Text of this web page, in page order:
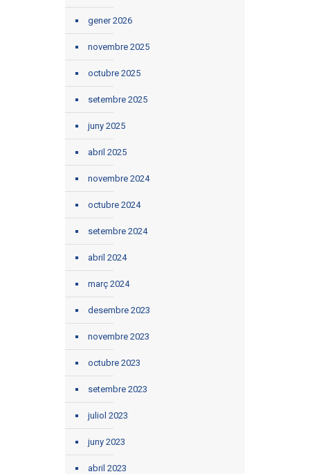
gener 2026
novembre 2025
octubre 2025
setembre 2025
juny 2025
abril 2025
novembre 2024
octubre 2024
setembre 2024
abril 2024
març 2024
desembre 2023
novembre 2023
octubre 2023
setembre 2023
juliol 2023
juny 2023
abril 2023